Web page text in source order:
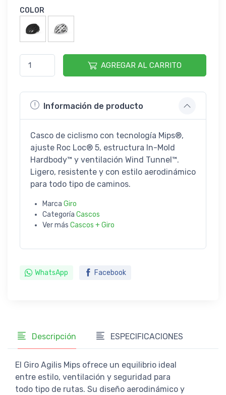
COLOR
AGREGAR AL CARRITO
Información de producto
Casco de ciclismo con tecnología Mips®,
ajuste Roc Loc® 5, estructura In-Mold
Hardbody™ y ventilación Wind Tunnel™.
Ligero, resistente y con estilo aerodinámico
para todo tipo de caminos.
Marca Giro
Categoría Cascos
Ver más Cascos + Giro
WhatsApp Facebook
Descripción ESPECIFICACIONES
El Giro Agilis Mips ofrece un equilibrio ideal
entre estilo, ventilación y seguridad para
todo tipo de rutas. Su diseño aerodinámico y